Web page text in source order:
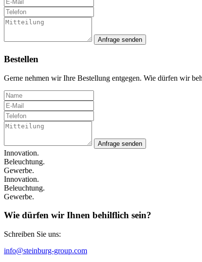
Anfrage senden
Bestellen
Gerne nehmen wir Ihre Bestellung entgegen. Wie dürfen wir
Anfrage senden
Innovation.
Beleuchtung.
Gewerbe.
Innovation.
Beleuchtung.
Gewerbe.
Wie dürfen wir Ihnen behilflich sein?
Schreiben Sie uns:
info@steinburg-group.com